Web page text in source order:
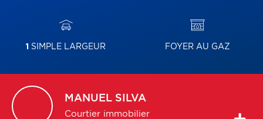
1 SIMPLE LARGEUR FOYER AU GAZ
MANUEL SILVA
Courtier immobilier